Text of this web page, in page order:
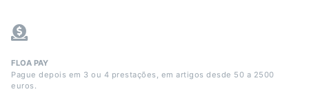
FLOA PAY
Pague depois em 3 ou 4 prestações, em artigos desde 50 a 2500
euros.